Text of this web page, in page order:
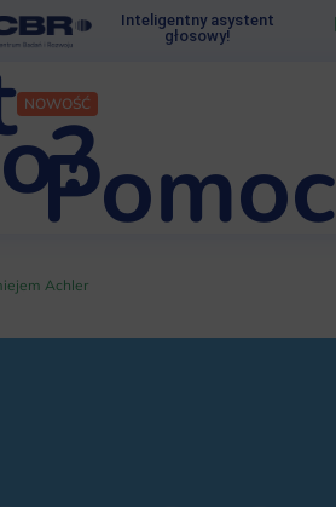
Inteligentny asystent
głosowy!
NOWOŚĆ
Pomoc
Achler